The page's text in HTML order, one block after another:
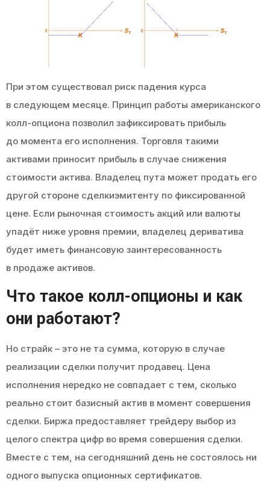
При этом существовал риск падения курса
в следующем месяце. Принцип работы американского
колл-опциона позволил зафиксировать прибыль
до момента его исполнения. Торговля такими
активами приносит прибыль в случае снижения
стоимости актива. Владелец пута может продать его
другой стороне сделкиэмитенту по фиксированной
цене. Если рыночная стоимость акций или валюты
упадёт ниже уровня премии, владелец дериватива
будет иметь финансовую заинтересованность
в продаже активов.
Что такое колл-опционы и как
они работают?
Но страйк – это не та сумма, которую в случае
реализации сделки получит продавец. Цена
исполнения нередко не совпадает с тем, сколько
реально стоит базисный актив в момент совершения
сделки. Биржа предоставляет трейдеру выбор из
целого спектра цифр во время совершения сделки.
Вместе с тем, на сегодняшний день не состоялось ни
одного выпуска опционных сертификатов.